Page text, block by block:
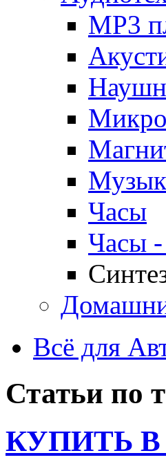
MP3
Часы
Часы -
Всё для
Статьи по
КУПИТЬ В